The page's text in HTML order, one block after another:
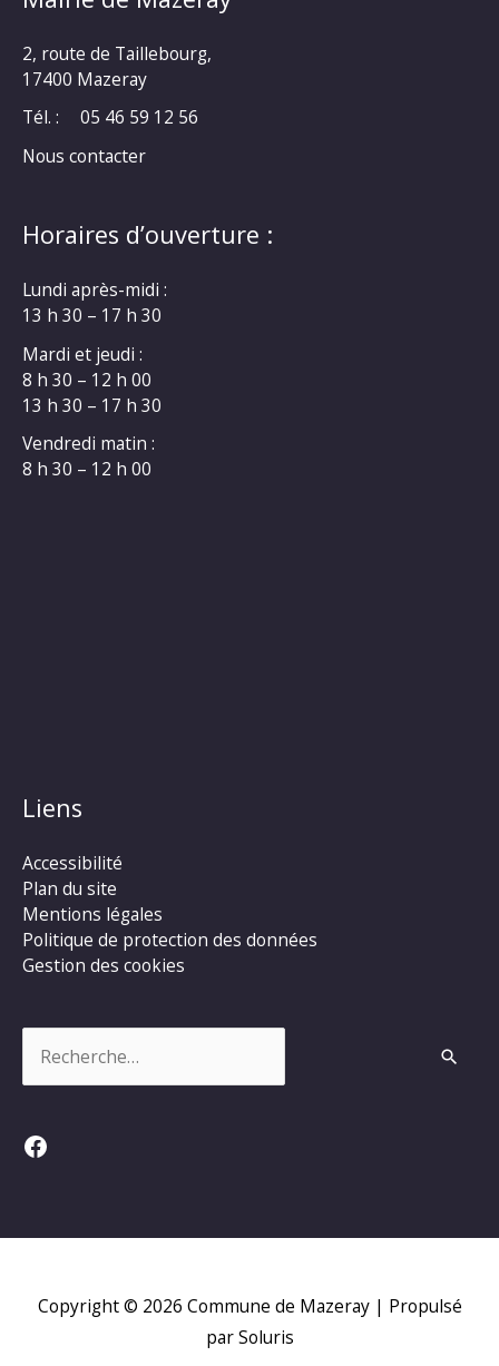
2, route de Taillebourg,
17400 Mazeray
Tél. :
05 46 59 12 56
Nous contacter
Horaires d’ouverture :
Lundi après-midi :
13 h 30 – 17 h 30
Mardi et jeudi :
8 h 30 – 12 h 00
13 h 30 – 17 h 30
Vendredi matin :
8 h 30 – 12 h 00
Liens
Accessibilité
Plan du site
Mentions légales
Politique de protection des données
Gestion des cookies
Facebook
Copyright © 2026 Commune de Mazeray| Propulsé
par Soluris